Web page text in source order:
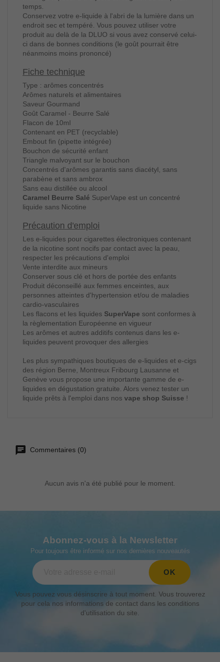
temps.
Conservez votre e-liquide à l'abri de la lumière dans un
endroit sec et tempéré. Vous pouvez utiliser votre
produit au delà de la DLUO si vous avez conservé celui-
ci dans de bonnes conditions (le goût pourrait être
néanmoins moins prononcé)
Fiche technique
Type : arômes concentrés
Arômes naturels et alimentaires
Saveur Gourmand
Goût Caramel - Beurre Salé
Flacon de 10ml
Contenant en PET (recyclable)
Embout fin (pipette intégrée)
Bouchon de sécurité enfant
Triangle malvoyant sur le bouchon
Concentrés d'arômes garantis sans diacétyl, sans
parabène et sans ambrox
Sans eau distillée ou alcool
Caramel Beurre Salé SuperVape est un concentré
liquide sans Nicotine
Précaution d'emploi
Les e-liquides pour cigarettes électroniques contenant
de la nicotine sont nocifs par contact avec la peau,
respecter les précautions d'emploi
Vente interdite aux mineurs
Conserver sous clé et hors de portée des enfants
Produit déconseillé aux femmes enceintes, aux
personnes atteintes d'hypertension et/ou de maladies
cardio-vasculaires
Les flacons et les liquides SuperVape sont conformes à
la règlementation Européenne en vigueur
Les arômes et autres additifs contenus dans les e-
liquides peuvent provoquer des allergies
Les plus sympathiques boutiques de e-liquides et e-cigs
des région Berne, Montreux Fribourg Lausanne et
Genève vous propose une importante gamme de e-
liquides en dégustation gratuite. Alors venez tester un
liquide prêts à l'emploi dans nos vape shop Suisse !
Commentaires (0)
Aucun avis n'a été publié pour le moment.
Abonnez-vous à la Newsletter
Pour toujours être informé sur nos dernières nouveautés
Vous pouvez vous désinscrire à tout moment. Vous trouverez
pour cela nos informations de contact dans les conditions
d'utilisation du site.